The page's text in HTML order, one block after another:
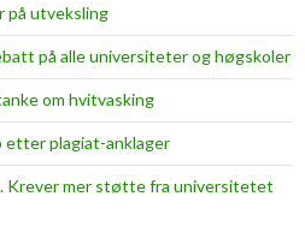
på utveksling
på alle universiteter og høgskoler
om hvitvasking
etter plagiat-anklager
Krever mer støtte fra universitetet